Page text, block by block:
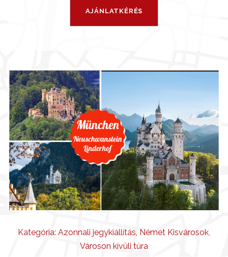
Kategória: Azonnali jegykiállítás, Német Kisvárosok,
Városon kívüli túra